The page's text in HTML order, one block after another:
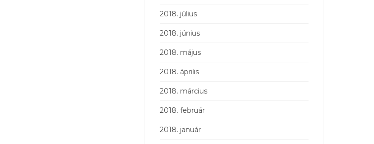
2018. július
2018. június
2018. május
2018. április
2018. március
2018. február
2018. január